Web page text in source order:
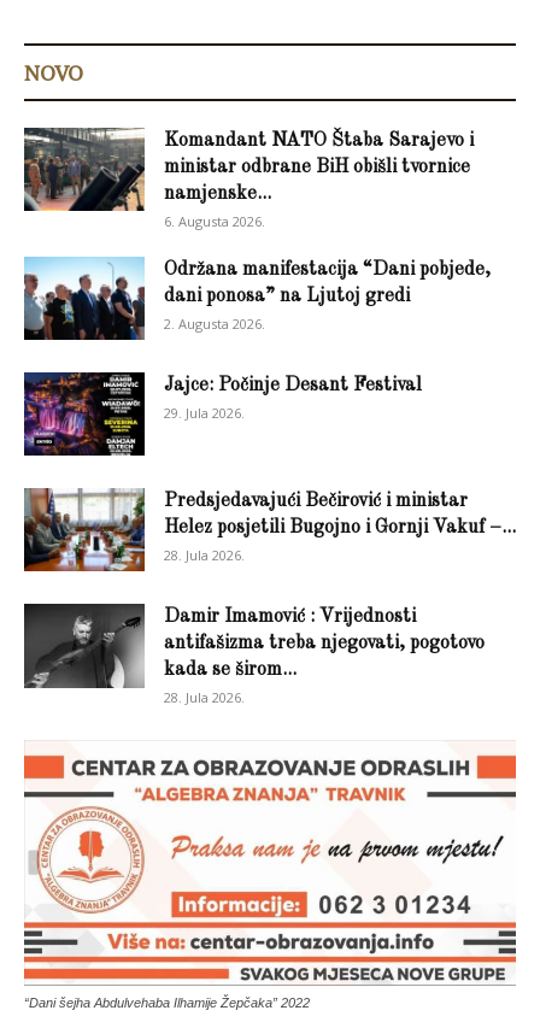
NOVO
Komandant NATO Štaba Sarajevo i
ministar odbrane BiH obišli tvornice
namjenske...
6. Augusta 2026.
Održana manifestacija “Dani pobjede,
dani ponosa” na Ljutoj gredi
2. Augusta 2026.
Jajce: Počinje Desant Festival
29. Jula 2026.
Predsjedavajući Bečirović i ministar
Helez posjetili Bugojno i Gornji Vakuf –...
28. Jula 2026.
Damir Imamović : Vrijednosti
antifašizma treba njegovati, pogotovo
kada se širom...
28. Jula 2026.
“Dani šejha Abdulvehaba Ilhamije Žepčaka” 2022